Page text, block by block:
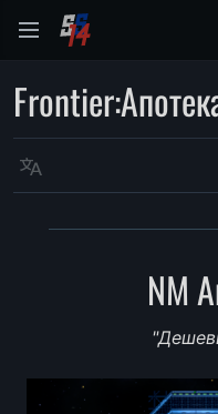
Frontier:
Язык
NM